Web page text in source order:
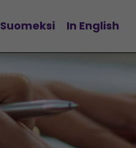
Vaihda kieltä
Suomeksi In English